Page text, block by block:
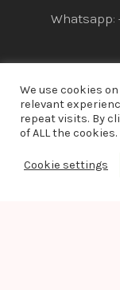
Whatsapp:
© 2026
We use cookies
relevant
repeat visits. By
of ALL the cookies.
Cookie settings